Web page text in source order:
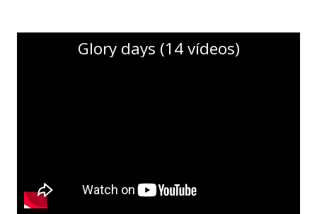
Glory days (14 vídeos)